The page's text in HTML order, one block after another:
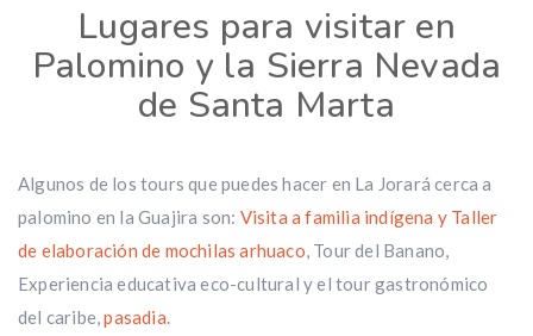
Lugares para visitar en
Palomino y la Sierra Nevada
de Santa Marta
Algunos de los tours que puedes hacer en La Jorará cerca a
palomino en la Guajira son: Visita a familia indígena y Taller
de elaboración de mochilas arhuaco, Tour del Banano,
Experiencia educativa eco-cultural y el tour gastronómico
del caribe,pasadia.